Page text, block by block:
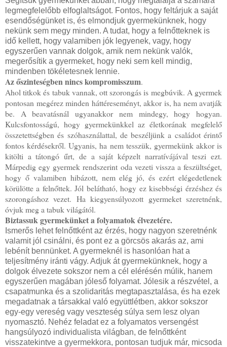
legmegfelelőbb elfoglaltságot. Fontos, hogy feltárjuk a saját
esendőségünket is, és elmondjuk gyermekünknek, hogy
nekünk sem megy minden. A tudat, hogy a felnőtteknek is
idő kellett, hogy valamiben jók legyenek, vagy, hogy
egyszerűen vannak dolgok, amik nem nekünk valók,
megerősítik a gyermeket, hogy neki sem kell mindig,
mindenben tökéletesnek lennie.
Az őszinteségben nincs kompromisszum.
Ahol titkok és tabuk vannak, ott szorongás is megbúvik. A gyermek
pontosan megérez minden háttéreseményt, akkor is, ha nem avatják
be. A beavatásnál ugyanakkor nem mindegy, hogy hogyan.
Kulcsfontosságú, hogy gyermekünkkel az életkorának megfelelő
összetettségben és szóhasználattal, de beszéljünk a családot érintő
fontos kérdésekről. Ugyanis, ha nem tesszük, gyermekünk akkor is
kitölti a tátongó űrt, de a saját képzelt narratívájával teszi ezt.
Márpedig egy gyermek rendszerint oda vezeti vissza a feszültséget,
hogy ő valamiben hibázott, nem elég jó, és ezért elégedetlenek
körülötte a felnőttek. Jól belátható, hogy ez kisebbségi érzéshez és
szorongáshoz vezet. Ha kiegyensúlyozott gyermeket szeretnénk,
óvjuk meg a tabuk világától.
Biztassuk gyermekünket a folyamatok élvezetére.
Ismerős lehet felnőttként az érzés, hogy nagyon szeretnénk
valamit jól csinálni, és pont ez a görcsös akarás az, ami
lebénít bennünket. A gyermeknél is hasonlóan hat a
teljesítmény iránti vágy. Adjuk át gyermekünknek, hogy a
dolgok élvezete sokszor nem a cél elérésén múlik, hanem
egyszerűen magában jóleső folyamat. Jólesik a részvétel, a
csapatmunka és a szolidaritás megtapasztalása, és ha ezek
megadatnak a társakkal való együttlétben, akkor sokszor
egy-egy vereség vagy veszteség súlya sem lesz olyan
nyomasztó. Nehéz feladat ez a folyamatos versengést
hangsúlyozó individualista világban, de felnőttként
visszatekintve a gyermekkora, pontosan tudjuk már, micsoda